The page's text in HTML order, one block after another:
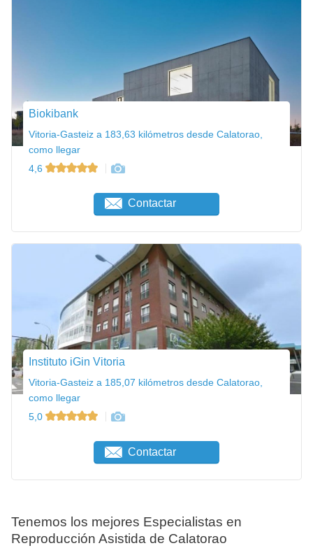
Biokibank
Vitoria-Gasteiz a 183,63 kilómetros desde Calatorao,
como llegar
4,6
Contactar
Instituto iGin Vitoria
Vitoria-Gasteiz a 185,07 kilómetros desde Calatorao,
como llegar
5,0
Contactar
Tenemos los mejores Especialistas en
Reproducción Asistida de Calatorao